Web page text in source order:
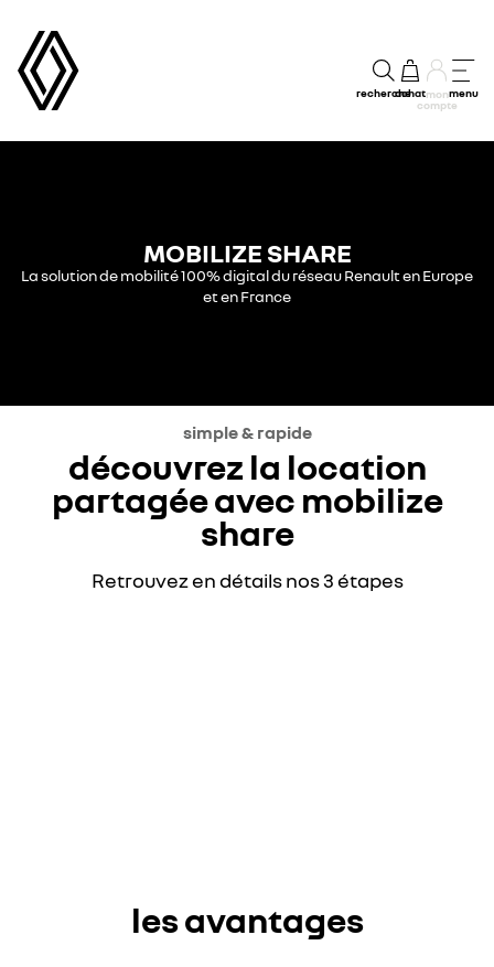
rechercheachatmon
compte
menu
MOBILIZE SHARE
La solution de mobilité 100% digital du réseau Renault en Europe
et en France
simple & rapide
découvrez la location
partagée avec mobilize
share
Retrouvez en détails nos 3 étapes
les avantages